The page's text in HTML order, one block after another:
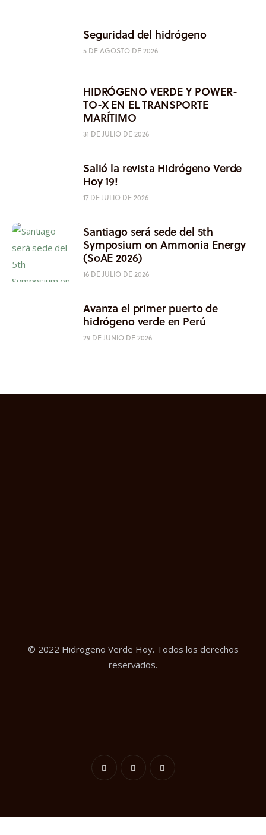
Seguridad del hidrógeno
5 DE AGOSTO DE 2026
HIDRÓGENO VERDE Y POWER-
TO-X EN EL TRANSPORTE
MARÍTIMO
31 DE JULIO DE 2026
Salió la revista Hidrógeno Verde
Hoy 19!
17 DE JULIO DE 2026
Santiago será sede del 5th
Symposium on Ammonia Energy
(SoAE 2026)
16 DE JULIO DE 2026
Avanza el primer puerto de
hidrógeno verde en Perú
29 DE JUNIO DE 2026
© 2022 Hidrogeno Verde Hoy. Todos los derechos
reservados.